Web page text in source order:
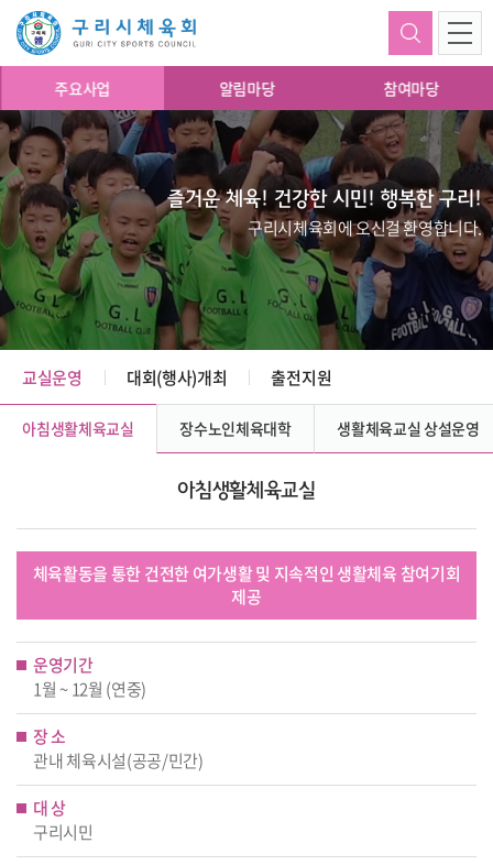
주요사업 알림마당 참여마당
즐거운 체육! 건강한 시민! 행복한 구리!
구리시체육회에 오신걸 환영합니다.
교실운영 대회(행사)개최 출전지원
아침생활체육교실 장수노인체육대학 생활체육교실 상설운영
아침생활체육교실
체육활동을 통한 건전한 여가생활 및 지속적인 생활체육 참여기회
제공
운영기간
1월 ~ 12월 (연중)
장 소
관내 체육시설(공공/민간)
대 상
구리시민